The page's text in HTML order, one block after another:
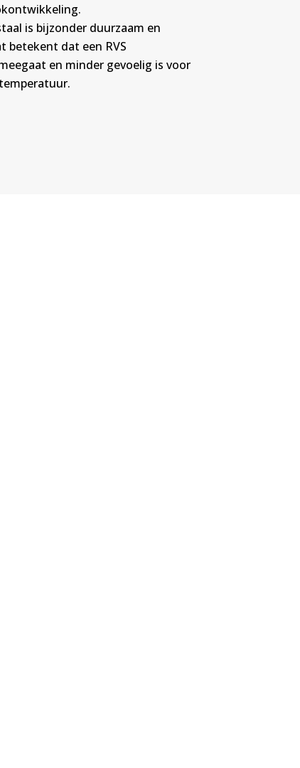
is bijzonder duurzaam en
betekent dat een RVS
en minder gevoelig is voor